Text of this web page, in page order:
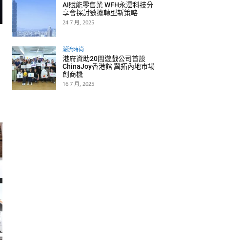
AI賦能零售業 WFH永澐科技分
享會探討數據轉型新策略
24 7 月, 2025
潮流時尚
港府資助20間遊戲公司首設
ChinaJoy香港館 冀拓內地市場
創商機
16 7 月, 2025